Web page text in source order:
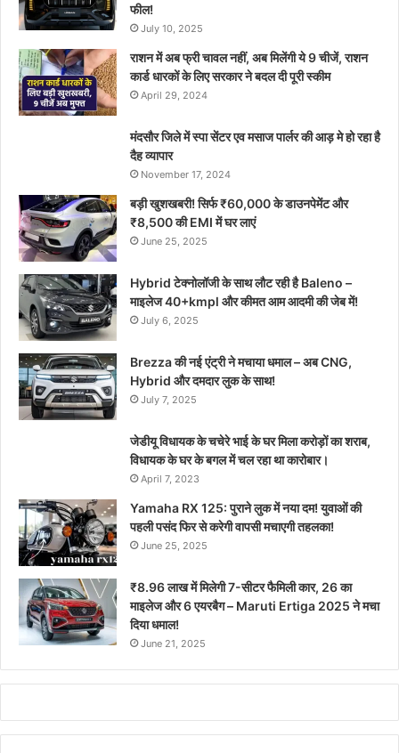
फील!
July 10, 2025
राशन में अब फ्री चावल नहीं, अब मिलेंगी ये 9 चीजें, राशन
कार्ड धारकों के लिए सरकार ने बदल दी पूरी स्कीम
April 29, 2024
मंदसौर जिले में स्पा सेंटर एव मसाज पार्लर की आड़ मे हो रहा है
दैह व्यापार
November 17, 2024
बड़ी खुशखबरी! सिर्फ ₹60,000 के डाउनपेमेंट और
₹8,500 की EMI में घर लाएं
June 25, 2025
Hybrid टेक्नोलॉजी के साथ लौट रही है Baleno –
माइलेज 40+kmpl और कीमत आम आदमी की जेब में!
July 6, 2025
Brezza की नई एंट्री ने मचाया धमाल – अब CNG,
Hybrid और दमदार लुक के साथ!
July 7, 2025
जेडीयू विधायक के चचेरे भाई के घर मिला करोड़ों का शराब,
विधायक के घर के बगल में चल रहा था कारोबार।
April 7, 2023
Yamaha RX 125: पुराने लुक में नया दम! युवाओं की
पहली पसंद फिर से करेगी वापसी मचाएगी तहलका!
June 25, 2025
₹8.96 लाख में मिलेगी 7-सीटर फैमिली कार, 26 का
माइलेज और 6 एयरबैग – Maruti Ertiga 2025 ने मचा
दिया धमाल!
June 21, 2025